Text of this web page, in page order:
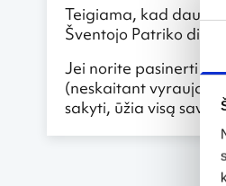
Teigiama, kad
Šventojo Patriko
Jei norite pasinerti į
(neskaitant
sakyti, ūžia visą